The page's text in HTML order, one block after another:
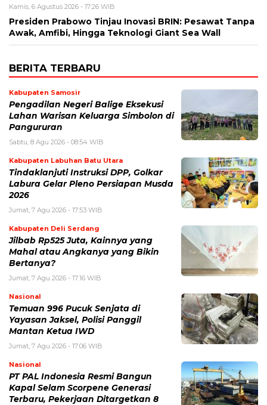
Kamis, 6 Agustus 2026 - 17:26 WIB
Presiden Prabowo Tinjau Inovasi BRIN: Pesawat Tanpa
Awak, Amfibi, Hingga Teknologi Giant Sea Wall
BERITA TERBARU
Kabupaten Samosir
Pengadilan Negeri Balige Eksekusi
Lahan Warisan Keluarga Simbolon di
Pangururan
Sabtu, 8 Agu 2026 - 08:54 WIB
Kabupaten Labuhan Batu Utara
Tindaklanjuti Instruksi DPP, Golkar
Labura Gelar Pleno Persiapan Musda
2026
Jumat, 7 Agu 2026 - 17:53 WIB
Kabupaten Deli Serdang
Jilbab Rp525 Juta, Kainnya yang
Mahal atau Angkanya yang Bikin
Bertanya?
Jumat, 7 Agu 2026 - 17:16 WIB
Nasional
Temuan 996 Pucuk Senjata di
Yayasan Jaksel, Polisi Panggil
Mantan Ketua IWD
Jumat, 7 Agu 2026 - 17:06 WIB
Nasional
PT PAL Indonesia Resmi Bangun
Kapal Selam Scorpene Generasi
Terbaru, Pekerjaan Ditargetkan 8